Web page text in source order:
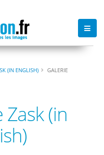
(IN ENGLISH) GALERIE
(in